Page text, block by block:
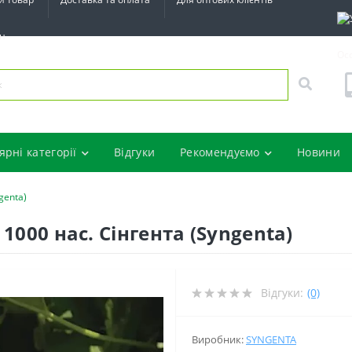
категорії Відгуки Рекомендуємо Новини
нас. Сінгента (Syngenta)
Відгуки: (0)
Виробник:SYNGENTA